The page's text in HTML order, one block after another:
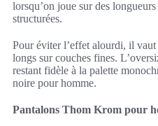
lorsqu’on joue sur des
structurées.
Pour éviter l’effet alourdi, il
longs sur couches fines.
restant fidèle à la palette
noire pour homme.
Pantalons Thom Krom pour